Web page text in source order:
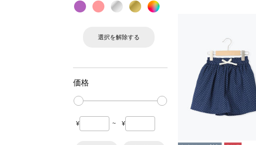
選択を解除する
価格
¥ ~ ¥